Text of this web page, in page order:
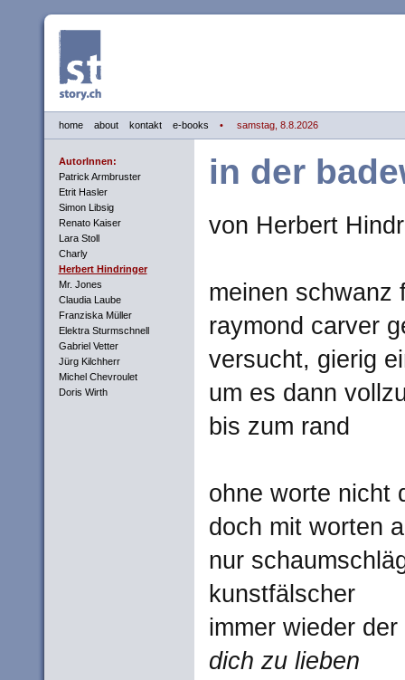
home about kontakt e-books • samstag, 8.8.2026
AutorInnen:
Patrick Armbruster
Etrit Hasler
Simon Libsig
Renato Kaiser
Lara Stoll
Charly
Herbert Hindringer
Mr. Jones
Claudia Laube
Franziska Müller
Elektra Sturmschnell
Gabriel Vetter
Jürg Kilchherr
Michel Chevroulet
Doris Wirth
in der
von Herbert
meinen schwanz
raymond carver
versucht, gierig
um es dann
bis zum rand
ohne worte nicht
doch mit worten
nur
kunstfälscher
immer wieder
dich zu lieben